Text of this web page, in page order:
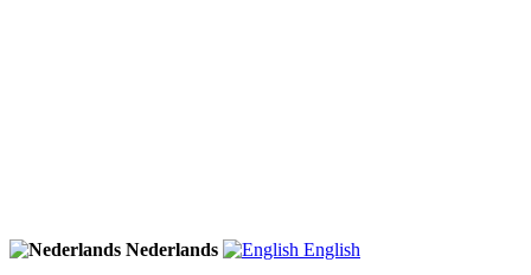
Nederlands English